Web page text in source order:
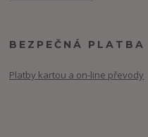
BEZPEČNÁ PLATBA
Platby kartou a on-line převody